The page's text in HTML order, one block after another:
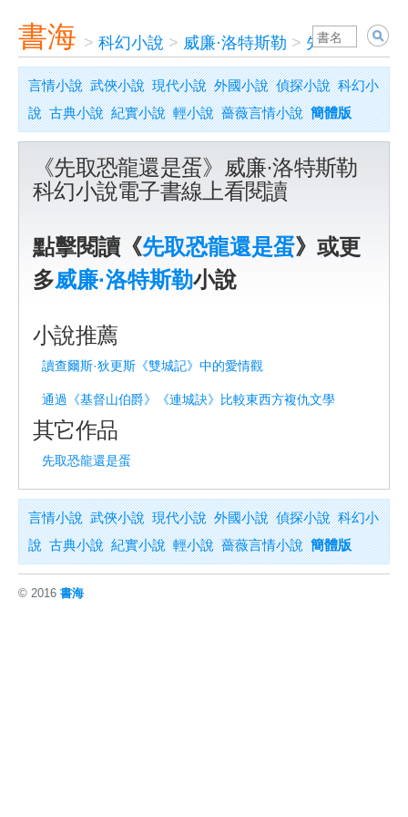
書海 > 科幻小說 > 威廉·洛特斯勒 > 先取恐龍還是
言情小說 武俠小說 現代小說 外國小說 偵探小說 科幻小
說 古典小說 紀實小說 輕小說 薔薇言情小說 簡體版
《先取恐龍還是蛋》威廉·洛特斯勒
科幻小說電子書線上看閱讀
點擊閱讀《先取恐龍還是蛋》或更
多威廉·洛特斯勒小說
小說推薦
讀查爾斯·狄更斯《雙城記》中的愛情觀
通過《基督山伯爵》《連城訣》比較東西方複仇文學
其它作品
先取恐龍還是蛋
言情小說 武俠小說 現代小說 外國小說 偵探小說 科幻小
說 古典小說 紀實小說 輕小說 薔薇言情小說 簡體版
© 2016 書海